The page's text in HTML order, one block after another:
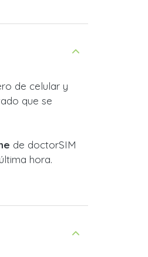
de celular y
que se
de doctorSIM
hora.